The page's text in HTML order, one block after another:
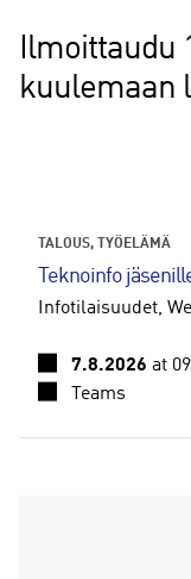
Ilmoittaudu
kuulemaan
TALOUS TYÖELÄMÄ
Teknoinfo
Infotilaisuudet
7.8.2026 at
Teams